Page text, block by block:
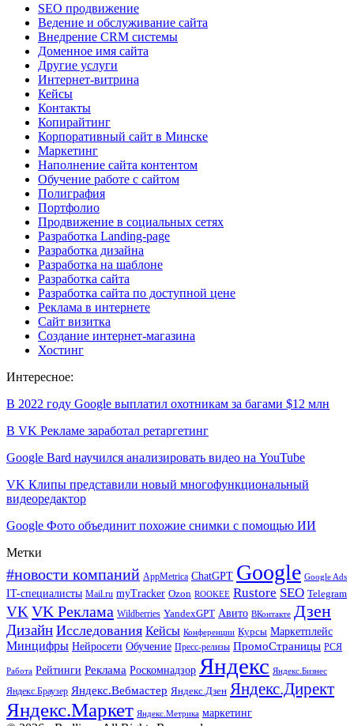
SEO продвижение
Ведение и обслуживание сайта
Внедрение CRM системы
Доменное имя сайта
Другие услуги
Интернет-витрина
Кейсы
Контакты
Копирайтинг
Корпоративный сайт в Минске
Маркетинг
Наполнение сайта контентом
Обучение работе с сайтом
Полиграфия
Портфолио
Продвижение в социальных сетях
Разработка Landing-page
Разработка дизайна
Разработка на шаблоне
Разработка сайта
Разработка сайта по доступной цене
Реклама в интернете
Сайт визитка
Создание интернет-магазина
Хостинг
Интересное:
В 2022 году Google выплатил охотникам за багами $12 млн
В VK Рекламе заработал ретаргетинг
Google Bard научился анализировать видео на YouTube
VK Клипы представили новый многофункциональный
видеоредактор
Google Фото объединит похожие снимки с помощью ИИ
Метки
#новости компаний AppMetrica ChatGPT Google Google Ads
IT-специалисты Mail.ru myTracker Ozon ROOKEE Rustore SEO Telegram
VK VK Реклама Wildberries YandexGPT Авито ВКонтакте Дзен
Дизайн Исследования Кейсы Конференции Курсы Маркетплейс
Минцифры Нейросети Обучение Пресс-релизы ПромоСтраницы РСЯ
Работа Рейтинги Реклама Роскомнадзор Яндекс Яндекс.Бизнес
Яндекс.Браузер Яндекс.Вебмастер Яндекс.Дзен Яндекс.Директ
Яндекс.Маркет Яндекс.Метрика маркетинг